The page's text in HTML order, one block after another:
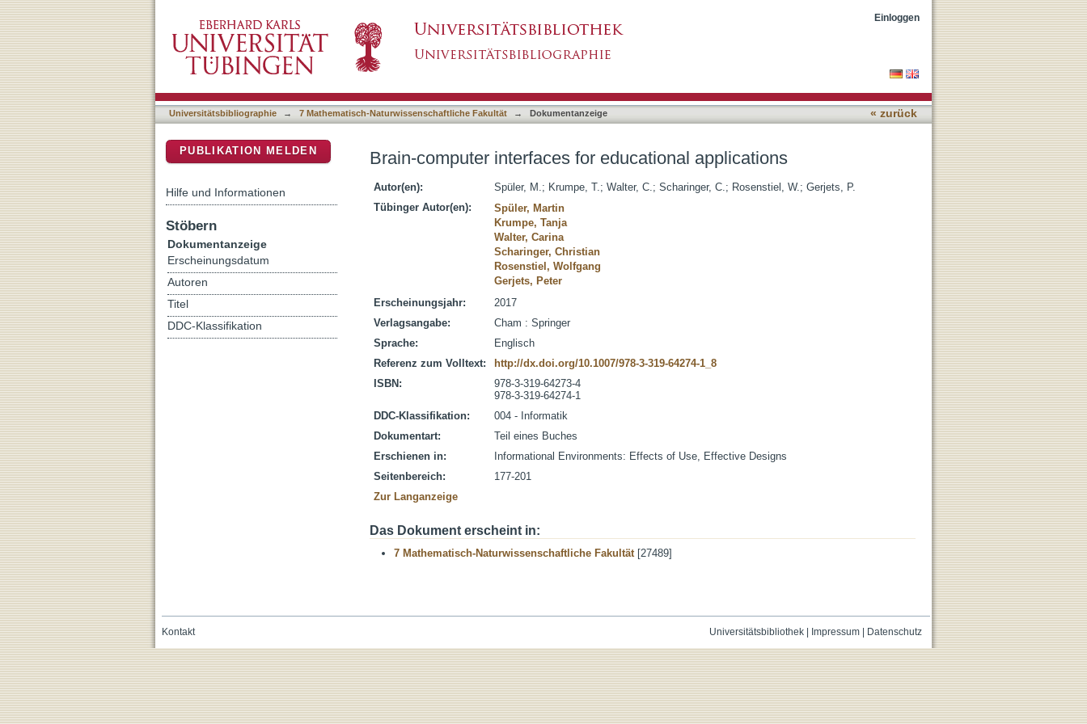
Einloggen
Universitätsbibliographie → 7 Mathematisch-Naturwissenschaftliche Fakultät → Dokumentanzeige « zurück
Brain-computer interfaces for educational applications
Autor(en): Spüler, M.; Krumpe, T.; Walter, C.; Scharinger, C.; Rosenstiel, W.; Gerjets, P.
Tübinger Autor(en):
Spüler, Martin
Krumpe, Tanja
Walter, Carina
Scharinger, Christian
Rosenstiel, Wolfgang
Gerjets, Peter
Erscheinungsjahr:
2017
Verlagsangabe:
Cham : Springer
Sprache:
Englisch
Referenz zum Volltext:
http://dx.doi.org/10.1007/978-3-319-64274-1_8
ISBN:
978-3-319-64273-4
978-3-319-64274-1
DDC-Klassifikation:
004 - Informatik
Dokumentart:
Teil eines Buches
Erschienen in:
Informational Environments: Effects of Use, Effective Designs
Seitenbereich:
177-201
Zur Langanzeige
Das Dokument erscheint in:
7 Mathematisch-Naturwissenschaftliche Fakultät[27489]
PUBLIKATION MELDEN
Hilfe und Informationen
Stöbern
Dokumentanzeige
Erscheinungsdatum
Autoren
Titel
DDC-Klassifikation
Universitätsbibliothek| Impressum| Datenschutz
Kontakt